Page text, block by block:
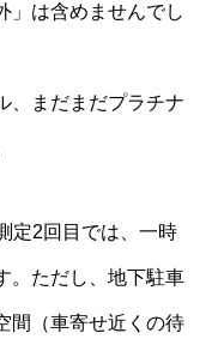
」は含めませんでし
、まだまだプラチナ
定2回目では、一時
。ただし、地下駐車
間（車寄せ近くの待